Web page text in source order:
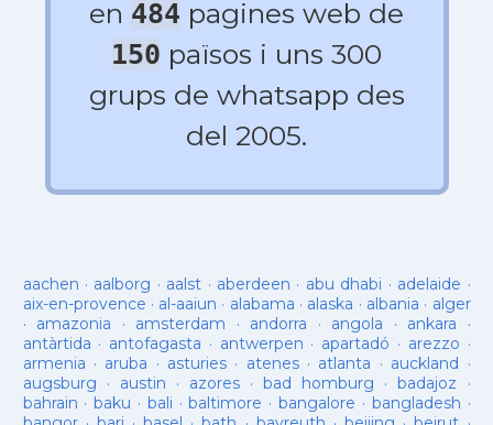
en 484 pagines web de
150 països i uns 300
grups de whatsapp des
del 2005.
aachen · aalborg · aalst · aberdeen · abu dhabi · adelaide ·
aix-en-provence · al-aaiun · alabama · alaska · albania · alger
· amazonia · amsterdam · andorra · angola · ankara ·
antàrtida · antofagasta · antwerpen · apartadó · arezzo ·
armenia · aruba · asturies· atenes· atlanta · auckland ·
augsburg · austin · azores·bad homburg ·badajoz ·
bahrain ·baku · bali ·baltimore ·bangalore · bangladesh ·